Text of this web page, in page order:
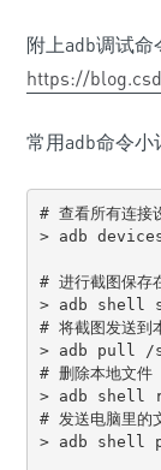
附上adb调试命
https://
常用adb命令小
# 查看所有连接
> adb
# 进行截图保存
> adb shell
# 将截图发送到
> adb pull /
# 删除本地文件
> adb shell
# 发送电脑里的
> adb shell